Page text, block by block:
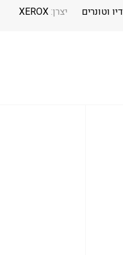
דיו וטונרים יצרן: XEROX